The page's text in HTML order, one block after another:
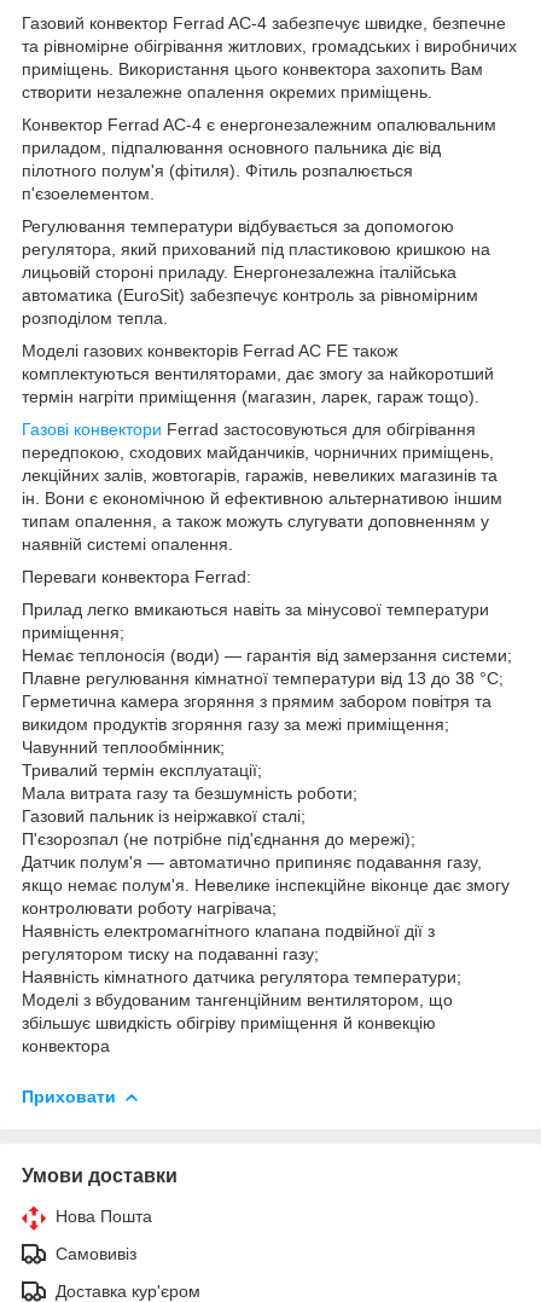
Газовий конвектор Ferrad AC-4 забезпечує швидке, безпечне
та рівномірне обігрівання житлових, громадських і виробничих
приміщень. Використання цього конвектора захопить Вам
створити незалежне опалення окремих приміщень.
Конвектор Ferrad AC-4 є енергонезалежним опалювальним
приладом, підпалювання основного пальника діє від
пілотного полум'я (фітиля). Фітиль розпалюється
п'єзоелементом.
Регулювання температури відбувається за допомогою
регулятора, який прихований під пластиковою кришкою на
лицьовій стороні приладу. Енергонезалежна італійська
автоматика (EuroSit) забезпечує контроль за рівномірним
розподілом тепла.
Моделі газових конвекторів Ferrad AC FE також
комплектуються вентиляторами, дає змогу за найкоротший
термін нагріти приміщення (магазин, ларек, гараж тощо).
Газові конвектори Ferrad застосовуються для обігрівання
передпокою, сходових майданчиків, чорничних приміщень,
лекційних залів, жовтогарів, гаражів, невеликих магазинів та
ін. Вони є економічною й ефективною альтернативою іншим
типам опалення, а також можуть слугувати доповненням у
наявній системі опалення.
Переваги конвектора Ferrad:
Прилад легко вмикаються навіть за мінусової температури
приміщення;
Немає теплоносія (води) — гарантія від замерзання системи;
Плавне регулювання кімнатної температури від 13 до 38 °C;
Герметична камера згоряння з прямим забором повітря та
викидом продуктів згоряння газу за межі приміщення;
Чавунний теплообмінник;
Тривалий термін експлуатації;
Мала витрата газу та безшумність роботи;
Газовий пальник із неіржавкої сталі;
П'єзорозпал (не потрібне під'єднання до мережі);
Датчик полум'я — автоматично припиняє подавання газу,
якщо немає полум'я. Невелике інспекційне віконце дає змогу
контролювати роботу нагрівача;
Наявність електромагнітного клапана подвійної дії з
регулятором тиску на подаванні газу;
Наявність кімнатного датчика регулятора температури;
Моделі з вбудованим тангенційним вентилятором, що
збільшує швидкість обігріву приміщення й конвекцію
конвектора
Приховати
Умови доставки
Нова Пошта
Самовивіз
Доставка кур'єром